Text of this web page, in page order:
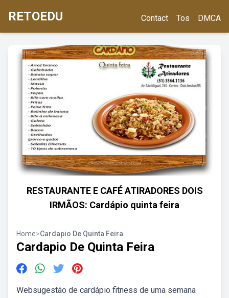
RETOEDU Contact Tos DMCA
RESTAURANTE E CAFÉ ATIRADORES DOIS
IRMÃOS: Cardápio quinta feira
Home>Cardapio De Quinta Feira
Cardapio De Quinta Feira
Websugestão de cardápio fitness de uma semana